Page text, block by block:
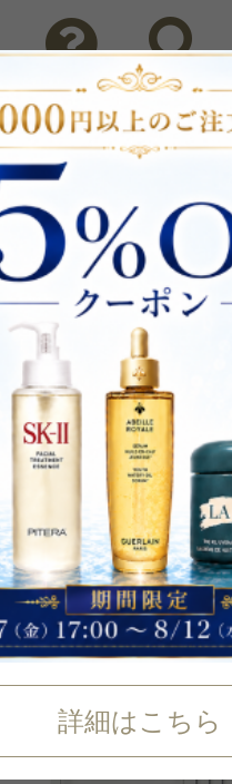
問い合わせ 検索
イントプレゼント！
ランキング ブ
詳細はこちら
Luxriche
ラクリシェ
8点 /最大83%OFF
、ストレスから
ブランド
キング